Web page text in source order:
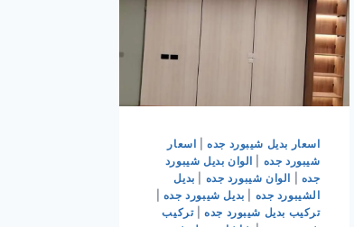
اسعار بديل شيبورد جده| اسعار
شيبورد جده
الوان بديل شيبورد
جده
الوان شيبورد جده
بديل
الشيبورد جده
بديل شيبورد جده
تركيب بديل شيبورد جده|تركيب